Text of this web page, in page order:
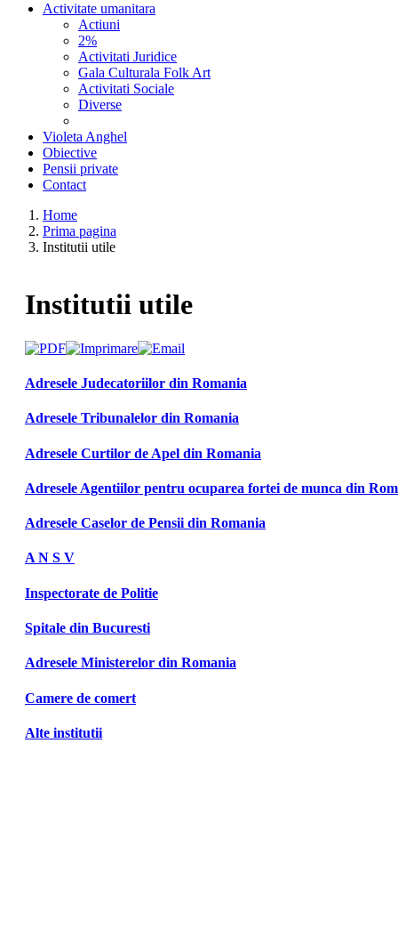
Activitate umanitara
Actiuni
2%
Activitati Juridice
Gala Culturala Folk Art
Activitati Sociale
Diverse
Violeta Anghel
Obiective
Pensii private
Contact
Home
Prima pagina
Institutii utile
Institutii utile
Adresele Judecatoriilor din Romania
Adresele Tribunalelor din Romania
Adresele Curtilor de Apel din Romania
Adresele Agentiilor pentru ocuparea fortei de munca din
Adresele Caselor de Pensii din Romania
A N S V
Inspectorate de Politie
Spitale din Bucuresti
Adresele Ministerelor din Romania
Camere de comert
Alte institutii